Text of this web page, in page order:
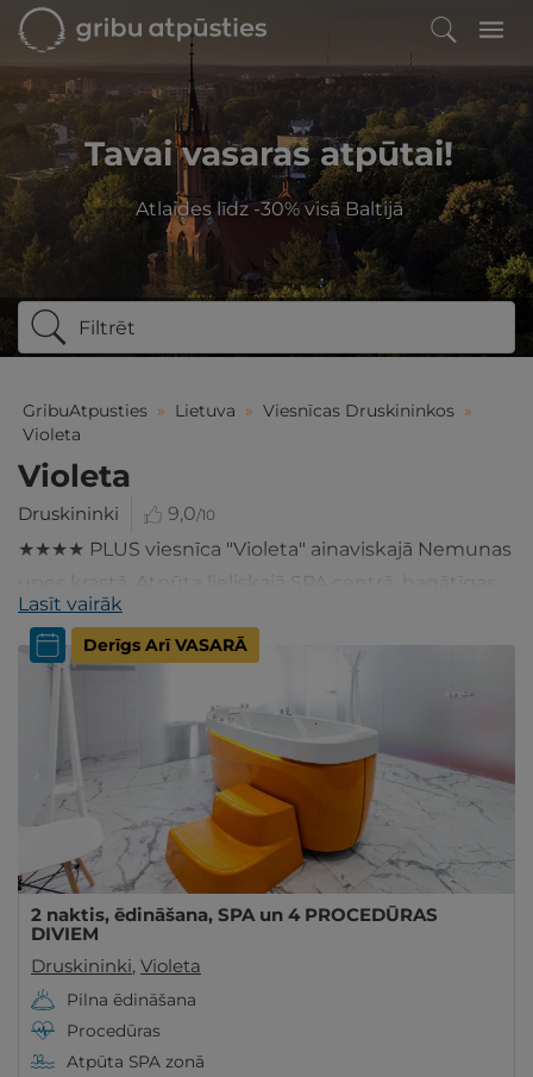
Tavai vasaras atpūtai!
Atlaides līdz -30% visā Baltijā
Filtrēt
GribuAtpusties » Lietuva » Viesnīcas Druskininkos »
Violeta
Violeta
Druskininki 9,0/10
★★★★ PLUS viesnīca "Violeta" ainaviskajā Nemunas
upes krastā. Atpūta lieliskajā SPA centrā, bagātīgas
maltītes, komfortabls numuriņš - izvēlies šeit!
Lasīt vairāk
Derīgs Arī VASARĀ
2 naktis, ēdināšana, SPA un 4 PROCEDŪRAS
DIVIEM
Druskininki, Violeta
Pilna ēdināšana
Procedūras
Atpūta SPA zonā